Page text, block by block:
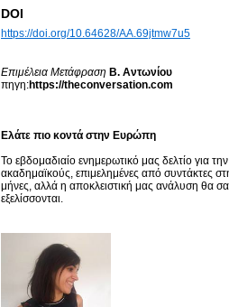
DOI
https://doi.org/10.64628/AA.69jtmw7u5
Επιμέλεια Μετάφραση Β. Αντωνίου
πηγη:https://theconversation.com
Ελάτε πιο κοντά στην Ευρώπη
Το εβδομαδιαίο ενημερωτικό μας δελτίο για
ακαδημαϊκούς, επιμελημένες από συντάκτες
μήνες, αλλά η αποκλειστική μας ανάλυση θα
εξελίσσονται.